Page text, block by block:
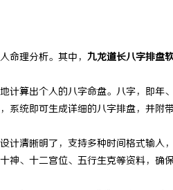
命理分析。其中， 九龙道长八字排盘
算出个人的八字命盘。八字，即年、
系统即可生成详细的八字排盘，并附
计清晰明了，支持多种时间格式输入
神、十二宫位、五行生克等资料，确